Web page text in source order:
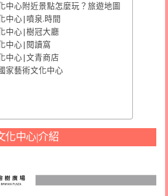
中心附近景點怎麼玩？旅遊地圖
中心|噴泉.時間
中心|樹冠大廳
中心|閱讀窩
中心|文青商店
家藝術文化中心
化中心|介紹